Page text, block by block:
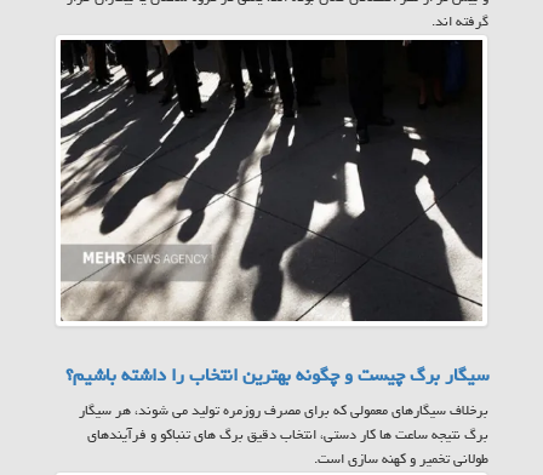
گرفته اند.
سیگار برگ چیست و چگونه بهترین انتخاب را داشته باشیم؟
برخلاف سیگارهای معمولی که برای مصرف روزمره تولید می شوند، هر سیگار
برگ نتیجه ساعت ها کار دستی، انتخاب دقیق برگ های تنباکو و فرآیندهای
طولانی تخمیر و کهنه سازی است.